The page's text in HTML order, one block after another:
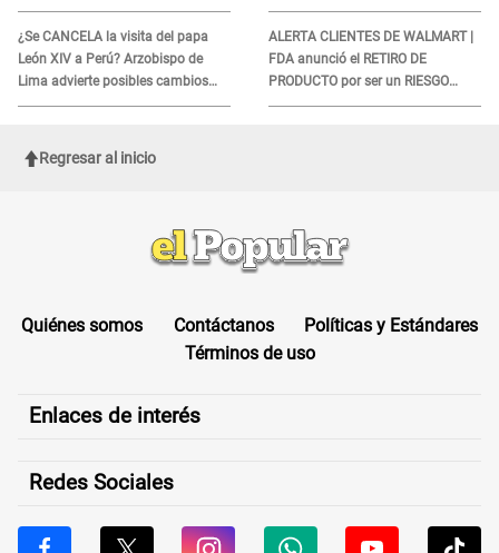
IGP?
¿Se CANCELA la visita del papa
León XIV a Perú? Arzobispo de
Lima advierte posibles cambios
por fénomeno El Niño
su muerte para EVITAR COBROS
ALERTA CLIENTES DE WALMART |
FDA anunció el RETIRO DE
PRODUCTO por ser un RIESGO
MORTAL para consumidores: ¿Cuál
Regresar al inicio
Quiénes somos Contáctanos
Políticas y Estándares
Términos de uso
Enlaces de interés
Redes Sociales